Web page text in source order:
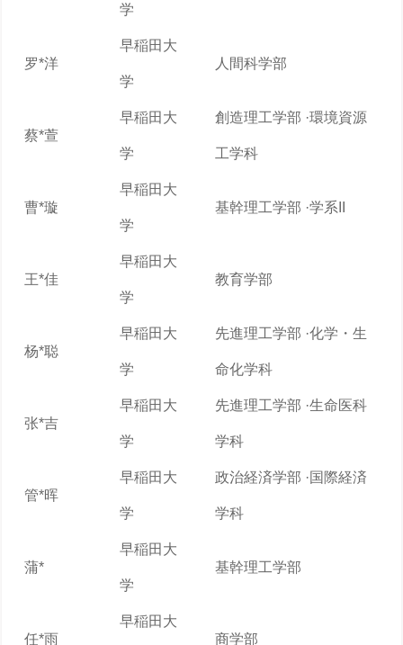
学
罗*洋
早稲田大
学
人間科学部
蔡*萱
早稲田大
学
創造理工学部 ·環境資源
工学科
曹*璇
早稲田大
学
基幹理工学部 ·学系II
王*佳
早稲田大
学
教育学部
杨*聪
早稲田大
学
先進理工学部 ·化学・生
命化学科
张*吉
早稲田大
学
先進理工学部 ·生命医科
学科
管*晖
早稲田大
学
政治経済学部 ·国際経済
学科
蒲*
早稲田大
学
基幹理工学部
任*雨
早稲田大
商学部